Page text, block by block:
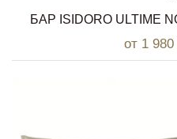
БАР ISIDORO ULTIME
от 1